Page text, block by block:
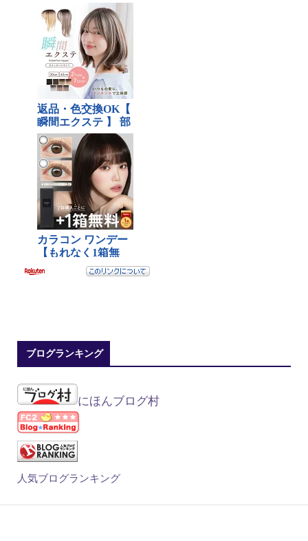
ブログランキング
にほんブログ村
人気ブログランキング